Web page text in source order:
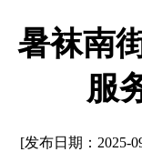
暑袜南
服
[发布日期：2025-